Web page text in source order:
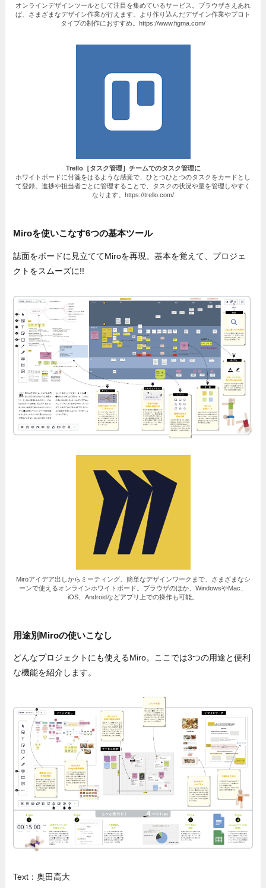
オンラインデザインツールとして注目を集めているサービス。ブラウザさえあれ
ば、さまざまなデザイン作業が行えます。より作り込んだデザイン作業やプロト
タイプの制作におすすめ。https://www.figma.com/
Trello［タスク管理］チームでのタスク管理に
ホワイトボードに付箋をはるような感覚で、ひとつひとつのタスクをカードとし
て登録。進捗や担当者ごとに管理することで、タスクの状況や量を管理しやすく
なります。https://trello.com/
Miroを使いこなす6つの基本ツール
誌面をボードに見立ててMiroを再現。基本を覚えて、プロジェ
クトをスムーズに!!
Miroアイデア出しからミーティング、簡単なデザインワークまで、さまざまなシ
ーンで使えるオンラインホワイトボード。ブラウザのほか、WindowsやMac、
iOS、Androidなどアプリ上での操作も可能。
用途別Miroの使いこなし
どんなプロジェクトにも使えるMiro。ここでは3つの用途と便利
な機能を紹介します。
Text：奥田高大